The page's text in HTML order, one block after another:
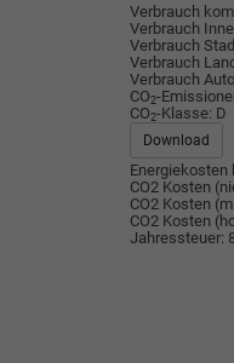
Verbrauch
Verbrauch
Verbrauch
Verbrauch
Verbrauch
CO2-
CO2-Klasse: D
Download
Energiekosten
CO2 Kosten
CO2 Kosten
CO2 Kosten
Jahressteuer: